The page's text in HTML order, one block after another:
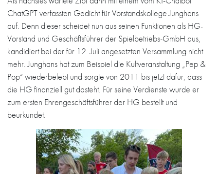
ChatGPT verfassten Gedicht für Vorstandskollege Junghans
auf. Denn dieser scheidet nun aus seinen Funktionen als HG-
Vorstand und Geschäftsführer der Spielbetriebs-GmbH aus,
kandidiert bei der für 12. Juli angesetzten Versammlung nicht
mehr. Junghans hat zum Beispiel die Kultveranstaltung „Pep &
Pop“ wiederbelebt und sorgte von 2011 bis jetzt dafür, dass
die HG finanziell gut dasteht. Für seine Verdienste wurde er
zum ersten Ehrengeschäftsführer der HG bestellt und
beurkundet.